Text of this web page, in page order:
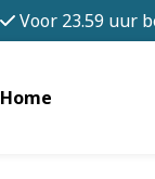
Voor 23.59 uur
Home